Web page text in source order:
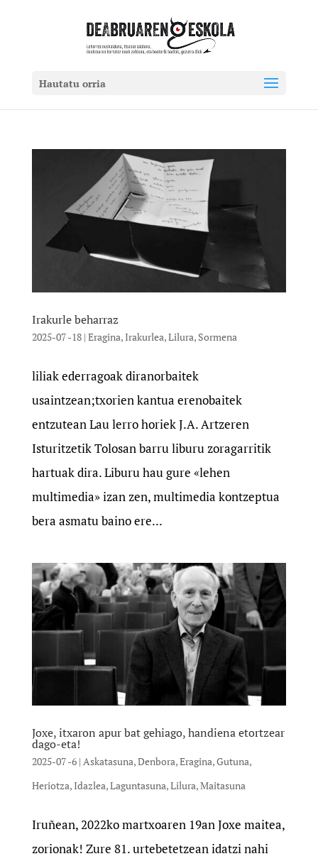
Hautatu orria
Irakurle beharraz
2025-07 -18| Eragina,Irakurlea,Lilura, Sormena
liliak ederragoak diranorbaitek
usaintzean;txorien kantua erenobaitek
entzutean Lau lerro horiek J.A. Artzeren
Isturitzetik Tolosan barru liburu zoragarritik
hartuak dira. Liburu hau gure «lehen
multimedia» izan zen, multimedia kontzeptua
bera asmatu baino ere...
Joxe, itxaron apur bat gehiago, handiena etortzear
dago-eta!
2025-07 -6| Askatasuna,Denbora,Eragina,Gutuna,
Heriotza,Idazlea,Laguntasuna,Lilura,Maitasuna
Iruñean, 2022ko martxoaren 19an Joxe maitea,
zorionak! Zure 81. urtebetetzean idatzi nahi